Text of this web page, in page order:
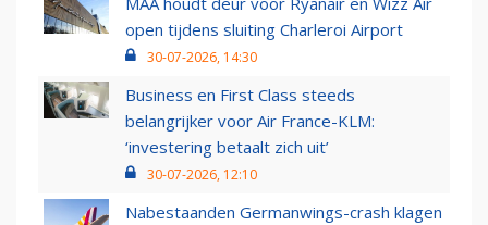
open tijdens sluiting Charleroi Airport
30-07-2026, 14:30
Business en First Class steeds
belangrijker voor Air France-KLM:
‘investering betaalt zich uit’
30-07-2026, 12:10
Nabestaanden Germanwings-crash klagen